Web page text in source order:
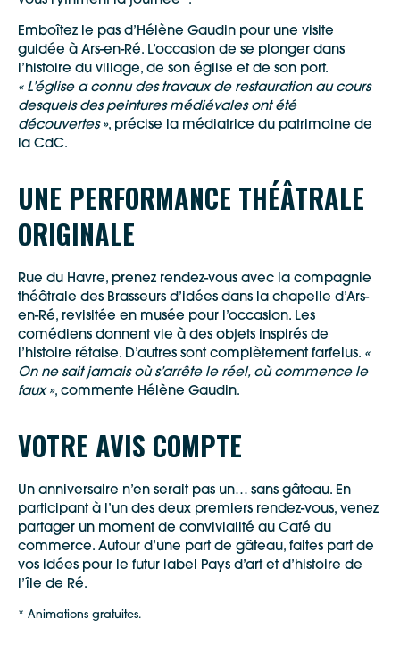
Emboîtez le pas d’Hélène Gaudin pour une visite
guidée à Ars-en-Ré. L’occasion de se plonger dans
l’histoire du village, de son église et de son port.
« L’église a connu des travaux de restauration au cours
desquels des peintures médiévales ont été
découvertes », précise la médiatrice du patrimoine de
la CdC.
UNE PERFORMANCE THÉÂTRALE
ORIGINALE
Rue du Havre, prenez rendez-vous avec la compagnie
théâtrale des Brasseurs d’idées dans la chapelle d’Ars-
en-Ré, revisitée en musée pour l’occasion. Les
comédiens donnent vie à des objets inspirés de
l’histoire rétaise. D’autres sont complètement farfelus. «
On ne sait jamais où s’arrête le réel, où commence le
faux », commente Hélène Gaudin.
VOTRE AVIS COMPTE
Un anniversaire n’en serait pas un… sans gâteau. En
participant à l’un des deux premiers rendez-vous, venez
partager un moment de convivialité au Café du
commerce. Autour d’une part de gâteau, faites part de
vos idées pour le futur label Pays d’art et d’histoire de
l’île de Ré.
* Animations gratuites.